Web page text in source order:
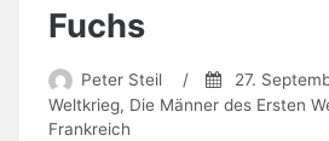
Fuchs
Peter Steil / 27.
Weltkrieg, Die Männer des Ersten
Frankreich